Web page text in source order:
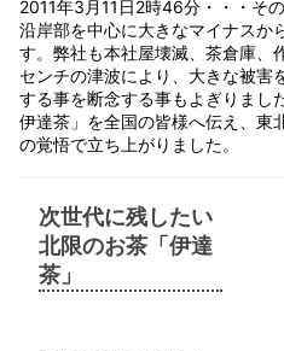
2011年3月11日2時46分・・・そ
沿岸部を中心に大きなマイナスか
す。弊社も本社屋壊滅、茶倉庫、
センチの津波により、大きな被害
する事を断念する事もよぎりまし
伊達茶」を全国の皆様へ伝え、東
の覚悟で立ち上がりました。
次世代に残したい
北限のお茶「伊達
茶」